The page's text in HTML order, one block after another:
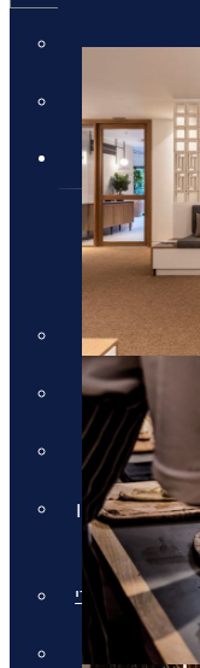
בלבד
תשרי באיי יוון
בחגי תשרי